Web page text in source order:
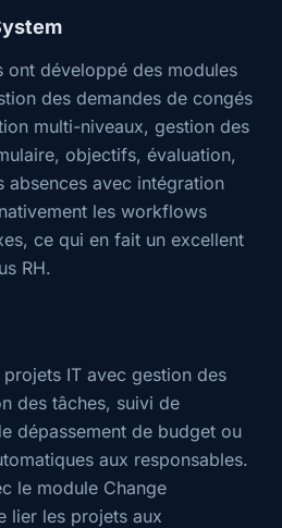
ont développé des modules
des demandes de congés
multi-niveaux, gestion des
objectifs, évaluation,
absences avec intégration
les workflows
ce qui en fait un excellent
RH.
IT avec gestion des
des tâches, suivi de
dépassement de budget ou
aux responsables.
le module Change
lier les projets aux